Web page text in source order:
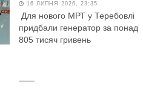
16 ЛИПНЯ 2026, 23:35
Для нового МРТ у Теребовлі
придбали генератор за понад
805 тисяч гривень